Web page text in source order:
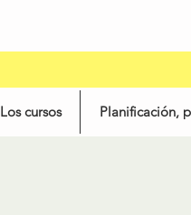
Los cursos Planificación,